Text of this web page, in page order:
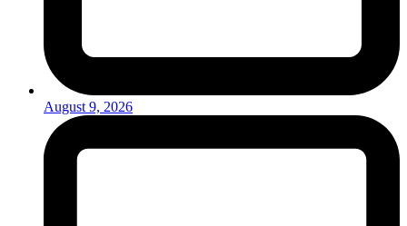
August 9, 2026